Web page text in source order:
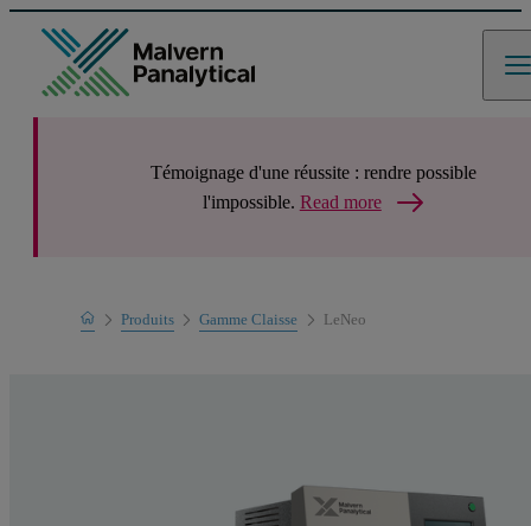
Témoignage d'une réussite : rendre possible
l'impossible. Read more
HomeProduits
Gamme de produits
Gamme Claisse LeNeo